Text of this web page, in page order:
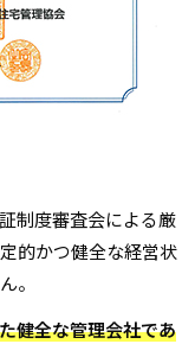
制度審査会による厳
的かつ健全な経営状
。
健全な管理会社であ